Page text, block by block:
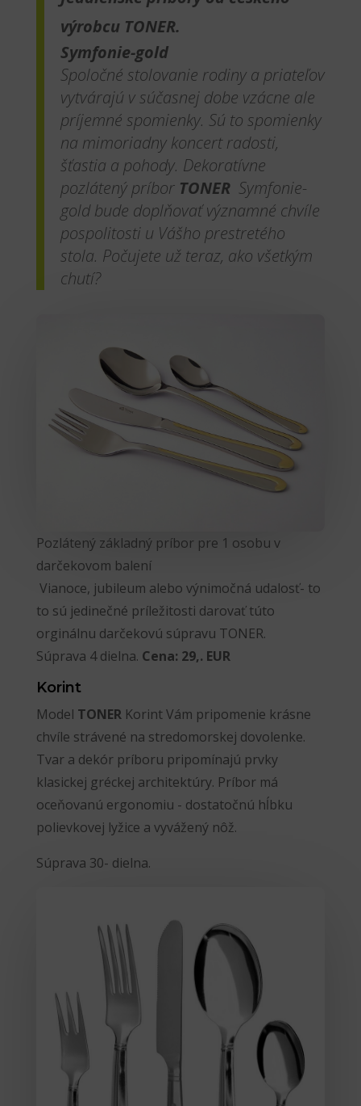
výrobcu TONER.
Symfonie-gold
Spoločné stolovanie rodiny a priateľov
vytvárajú v súčasnej dobe vzácne ale
príjemné spomienky. Sú to spomienky
na mimoriadny koncert radosti,
šťastia a pohody. Dekoratívne
pozlátený príbor TONER Symfonie-
gold bude doplňovať významné chvíle
pospolitosti u Vášho prestretého
stola. Počujete už teraz, ako všetkým
chutí?
Pozlátený základný príbor pre 1 osobu v
darčekovom balení
Vianoce, jubileum alebo výnimočná udalosť- to
to sú jedinečné príležitosti darovať túto
orginálnu darčekovú súpravu TONER.
Súprava 4 dielna. Cena: 29,. EUR
Korint
Model TONER Korint Vám pripomenie krásne
chvíle strávené na stredomorskej dovolenke.
Tvar a dekór príboru pripomínajú prvky
klasickej gréckej architektúry. Príbor má
oceňovanú ergonomiu - dostatočnú hĺbku
polievkovej lyžice a vyvážený nôž.
Súprava 30- dielna.